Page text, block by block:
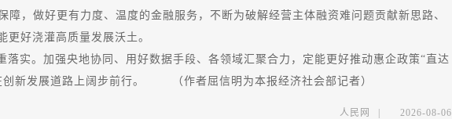
障，做好更有力度、温度的金融服务，不断为破解经营主体融资难问题贡献新思路、
能更好浇灌高质量发展沃土。
落实。加强央地协同、用好数据手段、各领域汇聚合力，定能更好推动惠企政策“直达
创新发展道路上阔步前行。 （作者屈信明为本报经济社会部记者）
人民网 2026-08-06